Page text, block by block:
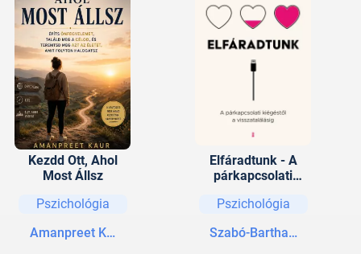
Kezdd Ott, Ahol
Most Állsz
Pszichológia
Amanpreet Kaur
Elfáradtunk - A
párkapcsolati
visszatalálásig
Pszichológia
Szabó-Bartha Anett